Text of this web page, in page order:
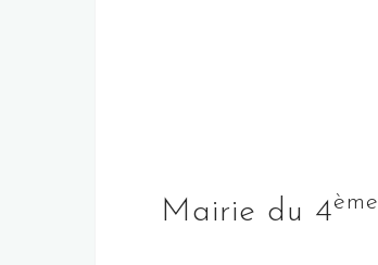
Mairie du 4ème